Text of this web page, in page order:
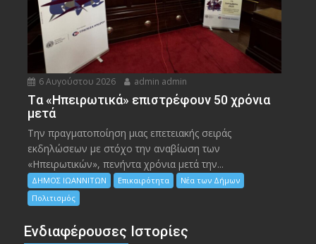
6 Αυγούστου 2026 admin admin
Tα «Ηπειρωτικά» επιστρέφουν 50 χρόνια
μετά
Την πραγματοποίηση μιας επετειακής σειράς
εκδηλώσεων με στόχο την αναβίωση των
«Ηπειρωτικών», πενήντα χρόνια μετά την...
ΔΗΜΟΣ ΙΩΑΝΝΙΤΩΝ Επικαιρότητα
Νέα των Δήμων
Πολιτισμός
Ενδιαφέρουσες Ιστορίες